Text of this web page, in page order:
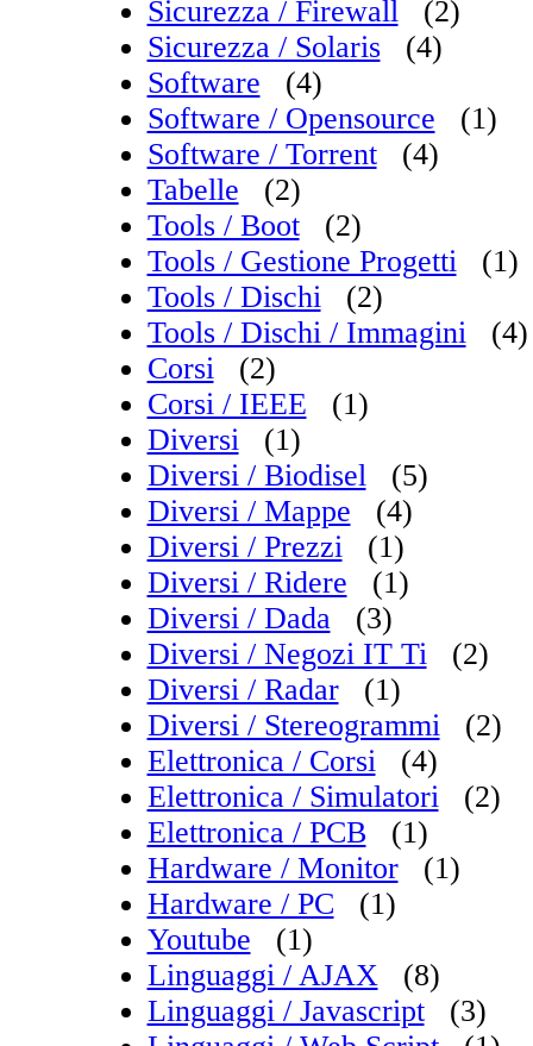
Sicurezza / Firewall
(2)
Sicurezza / Solaris
(4)
Software
(4)
Software / Opensource
(1)
Software / Torrent
(4)
Tabelle
(2)
Tools / Boot
(2)
Tools / Gestione Progetti
(1)
Tools / Dischi
(2)
Tools / Dischi / Immagini
(4)
Corsi
(2)
Corsi / IEEE
(1)
Diversi
(1)
Diversi / Biodisel
(5)
Diversi / Mappe
(4)
Diversi / Prezzi
(1)
Diversi / Ridere
(1)
Diversi / Dada
(3)
Diversi / Negozi IT Ti
(2)
Diversi / Radar
(1)
Diversi / Stereogrammi
(2)
Elettronica / Corsi
(4)
Elettronica / Simulatori
(2)
Elettronica / PCB
(1)
Hardware / Monitor
(1)
Hardware / PC
(1)
Youtube
(1)
Linguaggi / AJAX
(8)
Linguaggi / Javascript
(3)